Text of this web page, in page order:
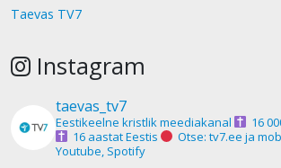
Taevas TV7
Instagram
taevas_tv7
Eestikeelne kristlik meediakanal
16
16 aastat Eestis
Otse: tv7.ee ja
Youtube, Spotify